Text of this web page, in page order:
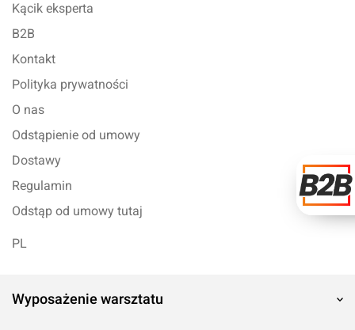
Kącik eksperta
B2B
Kontakt
Polityka prywatności
O nas
Odstąpienie od umowy
Dostawy
Regulamin
Odstąp od umowy tutaj
PL
Wyposażenie warsztatu